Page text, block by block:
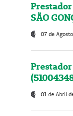
SÃO
07 de
01 de Abril